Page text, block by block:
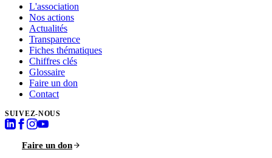
L'association
Nos actions
Actualités
Transparence
Fiches thématiques
Chiffres clés
Glossaire
Faire un don
Contact
SUIVEZ-NOUS
Faire un don